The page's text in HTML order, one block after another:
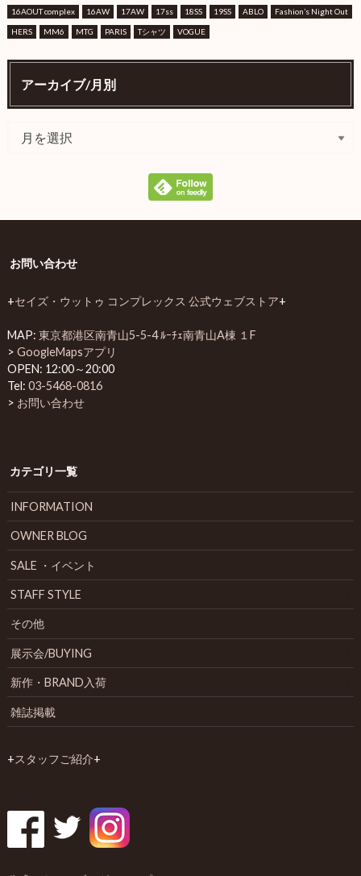
16AOUT complex 16AW 17AW 17ss 18SS 19SS ABLO Fashion’s Night Out
HERS MM6 MTG PARIS Tシャツ VOGUE
アーカイブ/月別
お問い合わせ
+セイズ・ウットゥ コンプレックス 公式ウェブストア+
MAP: 東京都港区南青山5-5-4 ﾙｰﾁｪ南青山A棟 １F
> GoogleMapsアプリ
OPEN: 12:00～20:00
Tel: 03-5468-0816
> お問い合わせ
カテゴリ一覧
INFORMATION
OWNER BLOG
SALE ・イベント
STAFF STYLE
その他
展示会/BUYING
新作・BRAND入荷
雑誌掲載
+スタッフご紹介+